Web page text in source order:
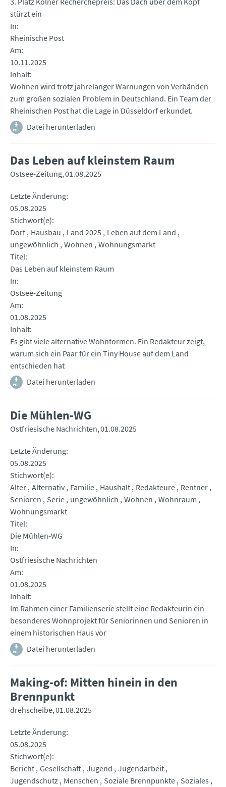
stürzt ein
In
Rheinische Post
Am
10.11.2025
Inhalt
Wohnen wird trotz jahrelanger Warnungen von Verbänden
zum großen sozialen Problem in Deutschland. Ein Team der
Rheinischen Post hat die Lage in Düsseldorf erkundet.
Datei herunterladen
Das Leben auf kleinstem Raum
Ostsee-Zeitung 01.08.2025
Letzte Änderung
05.08.2025
Stichwort(e)
Dorf Hausbau Land 2025
Leben auf dem Land
ungewöhnlich Wohnen Wohnungsmarkt
Titel
Das Leben auf kleinstem Raum
In
Ostsee-Zeitung
Am
01.08.2025
Inhalt
Es gibt viele alternative Wohnformen. Ein Redakteur zeigt,
warum sich ein Paar für ein Tiny House auf dem Land
entschieden hat
Datei herunterladen
Die Mühlen-WG
Ostfriesische Nachrichten 01.08.2025
Letzte Änderung
05.08.2025
Stichwort(e)
Alter Alternativ Familie Haushalt Redakteure Rentner
Senioren
Serie ungewöhnlich Wohnen Wohnraum
Wohnungsmarkt
Titel
Die Mühlen-WG
In
Ostfriesische Nachrichten
Am
01.08.2025
Inhalt
Im Rahmen einer Familienserie stellt eine Redakteurin ein
besonderes Wohnprojekt für Seniorinnen und Senioren in
einem historischen Haus vor
Datei herunterladen
Making-of: Mitten hinein in den
Brennpunkt
drehscheibe 01.08.2025
Letzte Änderung
05.08.2025
Stichwort(e)
Bericht Gesellschaft Jugend Jugendarbeit
Jugendschutz Menschen Soziale Brennpunkte Soziales